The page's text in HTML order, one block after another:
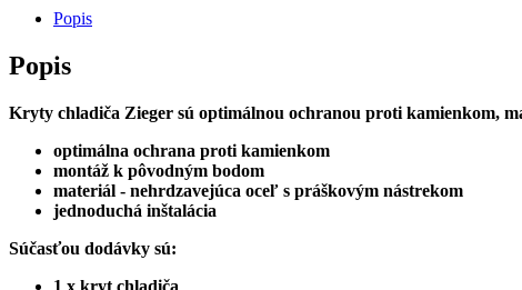
Zieger
-
chladiča
Popis
Popis
Kryty chladiča Zieger sú optimálnou ochranou proti kamienkom,
optimálna ochrana proti kamienkom
montáž k pôvodným bodom
materiál - nehrdzavejúca oceľ s práškovým nástrekom
jednoduchá inštalácia
Súčasťou dodávky sú:
1 x kryt chladiča